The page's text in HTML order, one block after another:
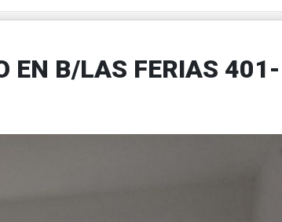
EN B/LAS FERIAS 401-